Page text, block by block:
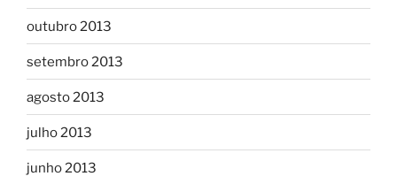
outubro 2013
setembro 2013
agosto 2013
julho 2013
junho 2013